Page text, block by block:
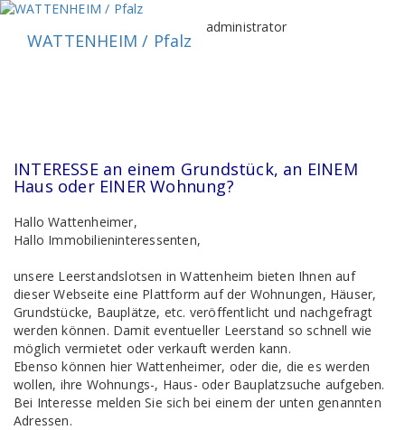
Zum
springenWATTENHEIM / Pfalz
administrator
INTERESSE an einem Grundstück, an EINEM
Haus oder EINER Wohnung?
Hallo Wattenheimer,
Hallo Immobilieninteressenten,
unsere Leerstandslotsen in Wattenheim bieten Ihnen auf
dieser Webseite eine Plattform auf der Wohnungen, Häuser,
Grundstücke, Bauplätze, etc. veröffentlicht und nachgefragt
werden können. Damit eventueller Leerstand so schnell wie
möglich vermietet oder verkauft werden kann.
Ebenso können hier Wattenheimer, oder die, die es werden
wollen, ihre Wohnungs-, Haus- oder Bauplatzsuche aufgeben.
Bei Interesse melden Sie sich bei einem der unten genannten
Adressen.